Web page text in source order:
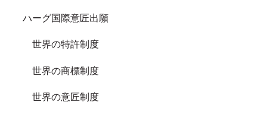
ハーグ国際意匠出願
世界の特許制度
世界の商標制度
世界の意匠制度